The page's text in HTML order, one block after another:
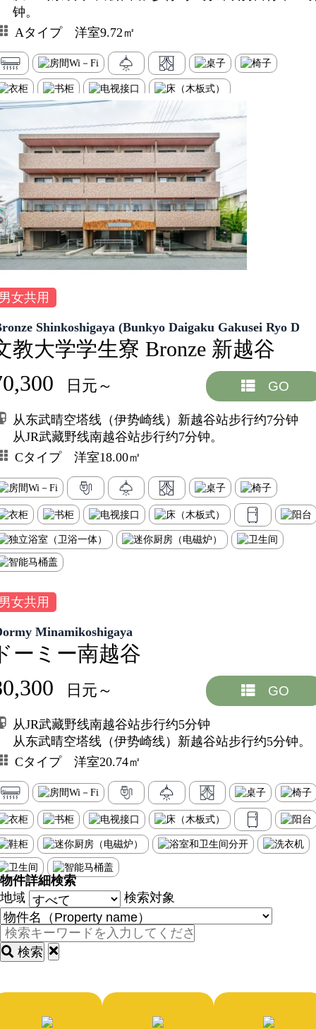
钟。
Aタイプ 洋室9.72㎡
女共用
Shinkoshigaya (Bunkyo Daigaku Gakusei Ryo D
教大学学生寮 Bronze 新越谷
日元～ GO
从东武晴空塔线（伊势崎线）新越谷站步行约7分钟
从JR武藏野线南越谷站步行约7分钟。
Cタイプ 洋室18.00㎡
女共用
Minamikoshigaya
ーミー南越谷
日元～ GO
从JR武藏野线南越谷站步行约5分钟
从东武晴空塔线（伊势崎线）新越谷站步行约5分钟。
Cタイプ 洋室20.74㎡
物件詳細検索
地域
検索対象
検索